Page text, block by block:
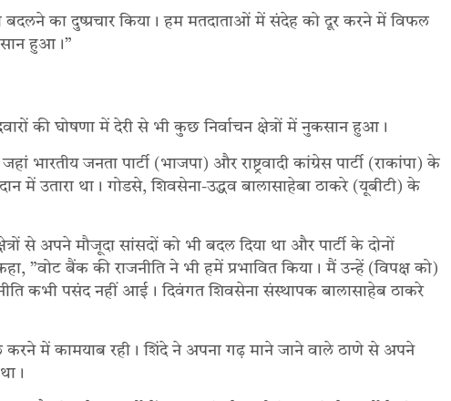
बदलने का दुष्प्रचार किया। हम मतदाताओं में संदेह को दूर करने में विफल
हुआ।”
की घोषणा में देरी से भी कुछ निर्वाचन क्षेत्रों में नुकसान हुआ।
जनता पार्टी (भाजपा) और राष्ट्रवादी कांग्रेस पार्टी (राकांपा) के
में उतारा था। गोडसे, शिवसेना-उद्धव बालासाहेबा ठाकरे (यूबीटी) के
से अपने मौजूदा सांसदों को भी बदल दिया था और पार्टी के दोनों
”वोट बैंक की राजनीति ने भी हमें प्रभावित किया। मैं उन्हें (विपक्ष को)
कभी पसंद नहीं आई। दिवंगत शिवसेना संस्थापक बालासाहेब ठाकरे
करने में कामयाब रही। शिंदे ने अपना गढ़ माने जाने वाले ठाणे से अपने